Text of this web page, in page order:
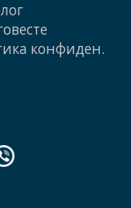
конфиден.